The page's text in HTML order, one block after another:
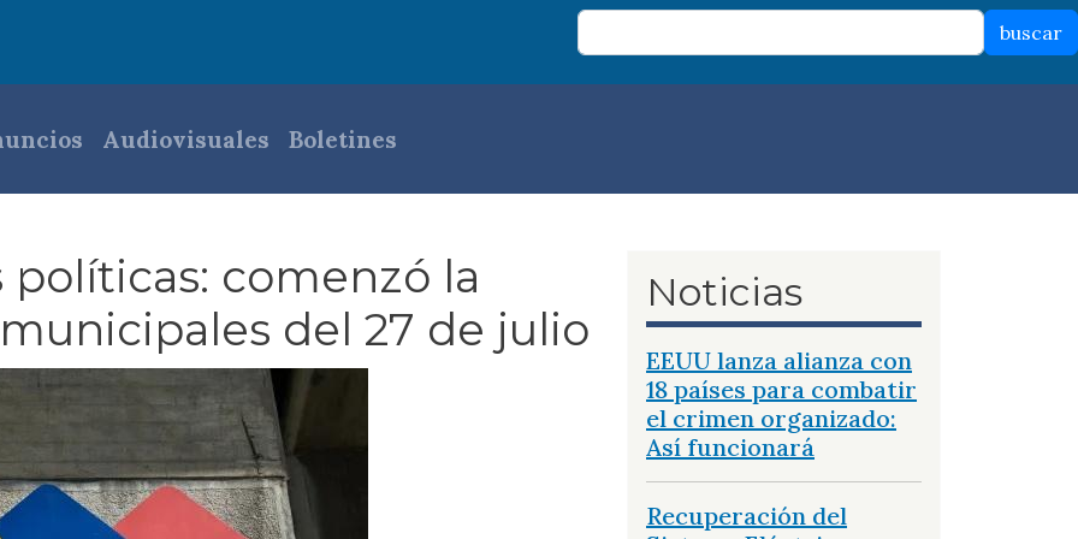
buscar
Audiovisuales Boletines
comenzó la
del 27 de julio
Noticias
EEUU lanza alianza con
18 países para combatir
el crimen organizado:
Así funcionará
Recuperación del